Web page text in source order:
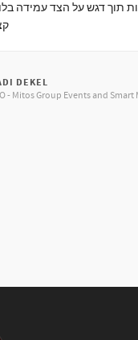
תוך דגש על הצד עמידה
DEKEL
- Mitos Group Events and